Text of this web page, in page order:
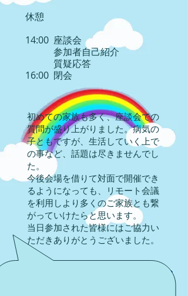
休憩
14:00 座談会
参加者自己紹介
質疑応答
16:00 閉会
初めての家族も多く、座談会での
質問が盛り上がりました。病気の
子ともですが、生活していく上で
の事など、話題は尽きませんでし
た。
今後会場を借りて対面で開催でき
るようになっても、リモート会議
を利用しより多くのご家族とも繋
がっていけたらと思います。
当日参加された皆様にはご協力い
ただきありがとうございました。